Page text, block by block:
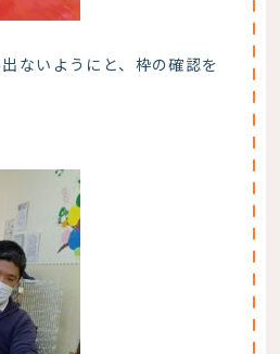
ないようにと、枠の確認を